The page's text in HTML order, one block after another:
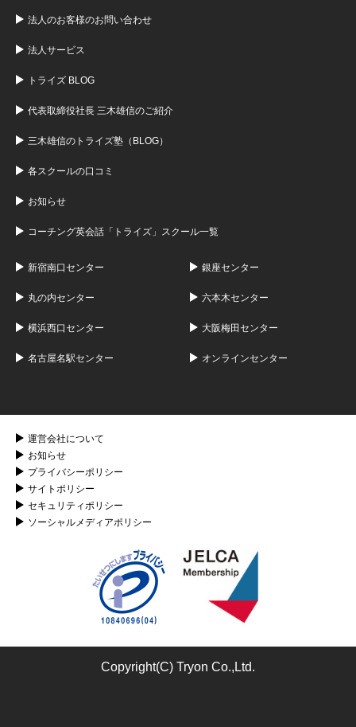
法人のお客様のお問い合わせ
法人サービス
トライズ BLOG
代表取締役社長 三木雄信のご紹介
三木雄信のトライズ塾（BLOG）
各スクールの口コミ
お知らせ
コーチング英会話「トライズ」スクール一覧
新宿南口センター 銀座センター
丸の内センター 六本木センター
横浜西口センター 大阪梅田センター
名古屋名駅センター オンラインセンター
運営会社について
お知らせ
プライバシーポリシー
サイトポリシー
セキュリティポリシー
ソーシャルメディアポリシー
Copyright(C) Tryon Co.,Ltd.